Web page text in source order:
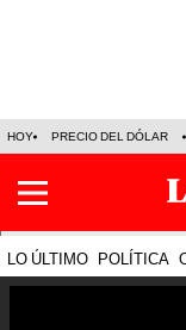
HOY PRECIO DEL DÓLAR
LO ÚLTIMO POLÍTICA